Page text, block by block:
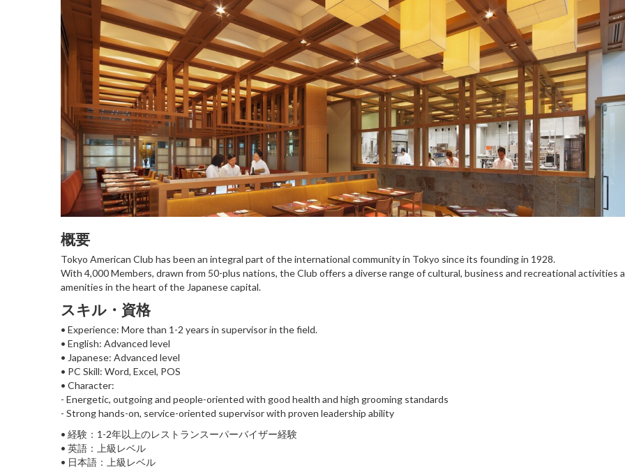
概要
Tokyo American Club has been an integral part of the international community in Tokyo since its founding in 1928.
With 4,000 Members, drawn from 50-plus nations, the Club offers a diverse range of cultural, business and recreational activities
amenities in the heart of the Japanese capital.
スキル・資格
• Experience: More than 1-2 years in supervisor in the field.
• English: Advanced level
• Japanese: Advanced level
• PC Skill: Word, Excel, POS
• Character:
- Energetic, outgoing and people-oriented with good health and high grooming standards
- Strong hands-on, service-oriented supervisor with proven leadership ability
• 経験：1-2年以上のレストランスーパーバイザー経験
• 英語：上級レベル
• 日本語：上級レベル